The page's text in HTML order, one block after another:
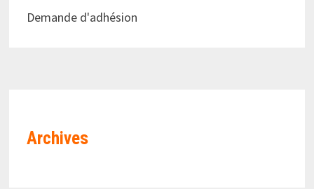
Demande d'adhésion
Archives